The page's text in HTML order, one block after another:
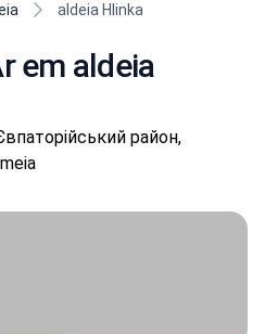
aldeia Hlinka
em aldeia
район,